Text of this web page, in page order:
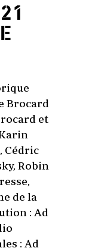
Brocard
et
Cédric
Robin
de la
: Ad
: Ad